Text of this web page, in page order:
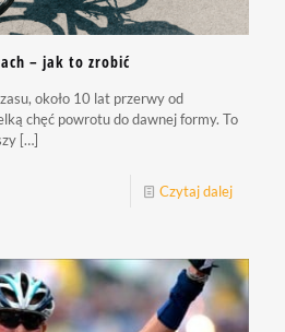
– jak to zrobić
około 10 lat przerwy od
chęć powrotu do dawnej formy. To
[…]
Czytaj dalej